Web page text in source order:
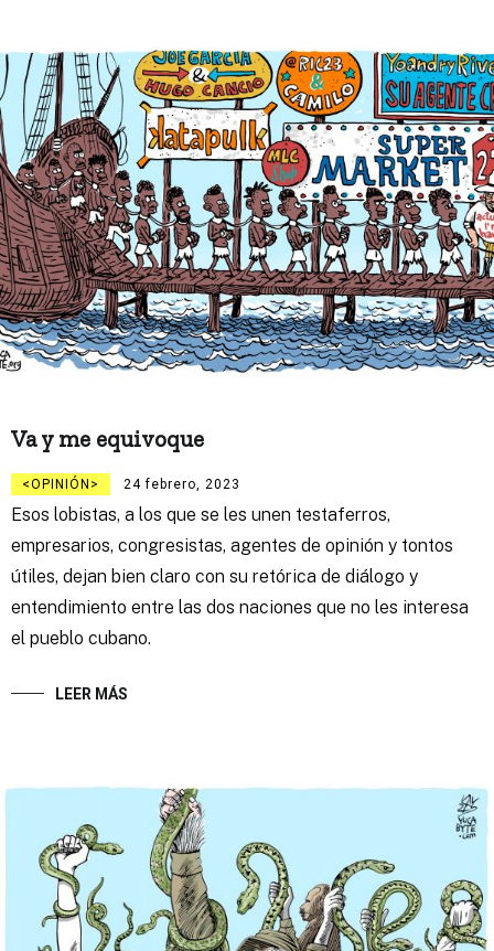
Va y me equivoque
OPINIÓN 24 febrero, 2023
Esos lobistas, a los que se les unen testaferros,
empresarios, congresistas, agentes de opinión y tontos
útiles, dejan bien claro con su retórica de diálogo y
entendimiento entre las dos naciones que no les interesa
el pueblo cubano.
LEER MÁS